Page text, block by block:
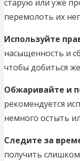
старую или уже
перемолоть их
Используйте
насыщенность и
чтобы добиться
Обжаривайте и
рекомендуется
немного остыть
Следите за
получить